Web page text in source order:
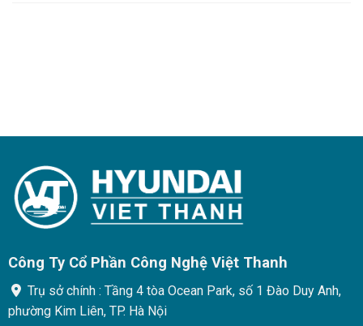
Công Ty Cổ Phần Công Nghệ Việt Thanh
Trụ sở chính : Tầng 4 tòa Ocean Park, số 1 Đào Duy Anh,
phường Kim Liên, TP. Hà Nội